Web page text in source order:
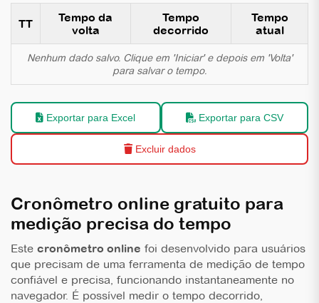
TT
Tempo da
volta
Tempo
decorrido
Tempo
atual
Nenhum dado salvo. Clique em 'Iniciar' e depois em 'Volta'
para salvar o tempo.
Exportar para Excel Exportar para CSV
Excluir dados
Cronômetro online gratuito para
medição precisa do tempo
Este cronômetro online foi desenvolvido para usuários
que precisam de uma ferramenta de medição de tempo
confiável e precisa, funcionando instantaneamente no
navegador. É possível medir o tempo decorrido,